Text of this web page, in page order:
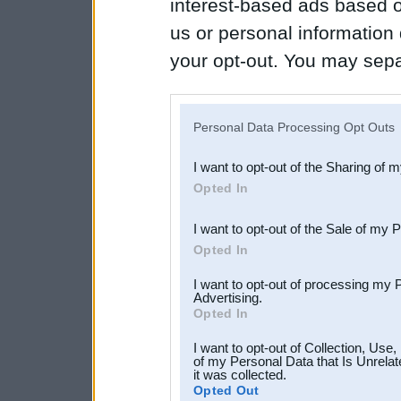
interest-based ads based
us or personal
your opt-out. You may
Downstream Participants
third parties.
Personal Data Processing Opt Outs
I want to opt-out of the Sharing of
Opted In
I want to opt-out of the Sale of my
Opted In
I want to opt-out of processing my
Advertising.
Opted In
I want to opt-out of Collection,
of my Personal Data that Is
it was collected.
Opted Out